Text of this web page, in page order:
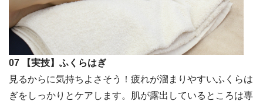
07 【実技】ふくらはぎ
見るからに気持ちよさそう！疲れが溜まりやすいふくらは
ぎをしっかりとケアします。肌が露出しているところは専